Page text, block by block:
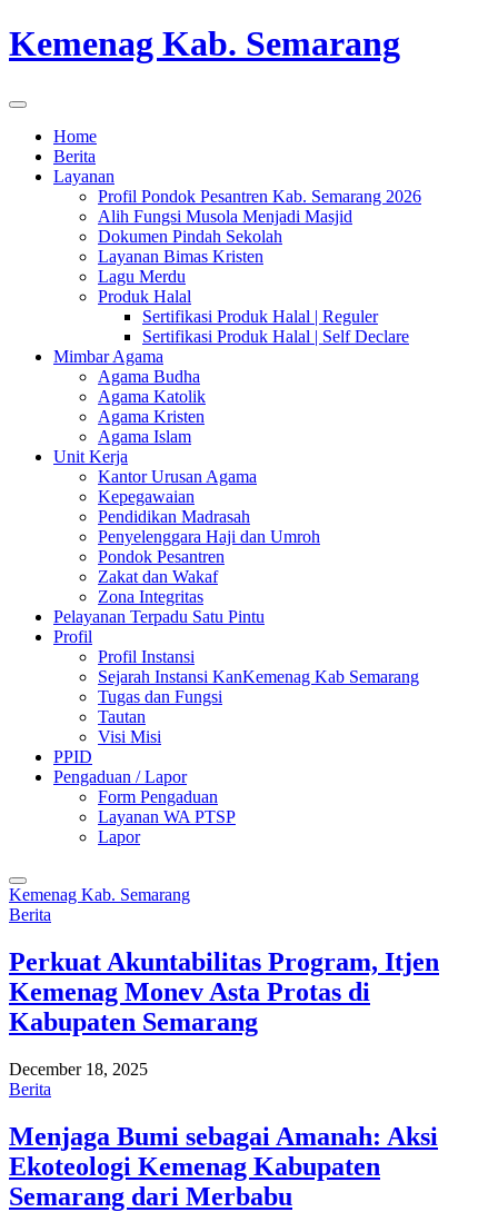
Kemenag Kab. Semarang
Home
Berita
Layanan
Profil Pondok Pesantren Kab. Semarang 2026
Alih Fungsi Musola Menjadi Masjid
Dokumen Pindah Sekolah
Layanan Bimas Kristen
Lagu Merdu
Produk Halal
Sertifikasi Produk Halal | Reguler
Sertifikasi Produk Halal | Self Declare
Mimbar Agama
Agama Budha
Agama Katolik
Agama Kristen
Agama Islam
Unit Kerja
Kantor Urusan Agama
Kepegawaian
Pendidikan Madrasah
Penyelenggara Haji dan Umroh
Pondok Pesantren
Zakat dan Wakaf
Zona Integritas
Pelayanan Terpadu Satu Pintu
Profil
Profil Instansi
Sejarah Instansi KanKemenag Kab Semarang
Tugas dan Fungsi
Tautan
Visi Misi
PPID
Pengaduan / Lapor
Form Pengaduan
Layanan WA PTSP
Lapor
Kemenag Kab. Semarang
Berita
Perkuat Akuntabilitas Program, Itjen
Kemenag Monev Asta Protas di
Kabupaten Semarang
December 18, 2025
Berita
Menjaga Bumi sebagai Amanah: Aksi
Ekoteologi Kemenag Kabupaten
Semarang dari Merbabu